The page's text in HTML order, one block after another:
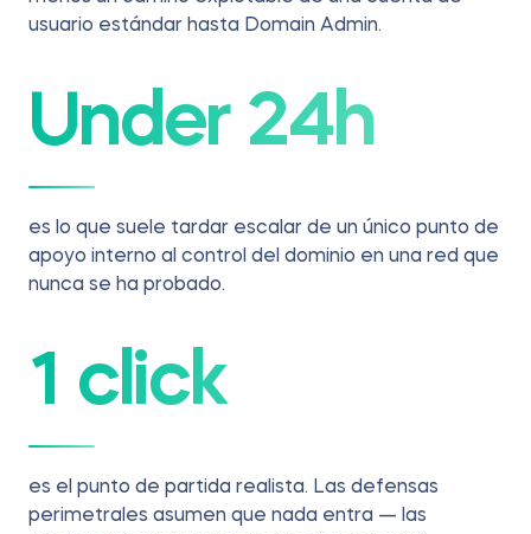
usuario estándar hasta Domain Admin.
Under 24h
es lo que suele tardar escalar de un único punto de
apoyo interno al control del dominio en una red que
nunca se ha probado.
1 click
es el punto de partida realista. Las defensas
perimetrales asumen que nada entra — las